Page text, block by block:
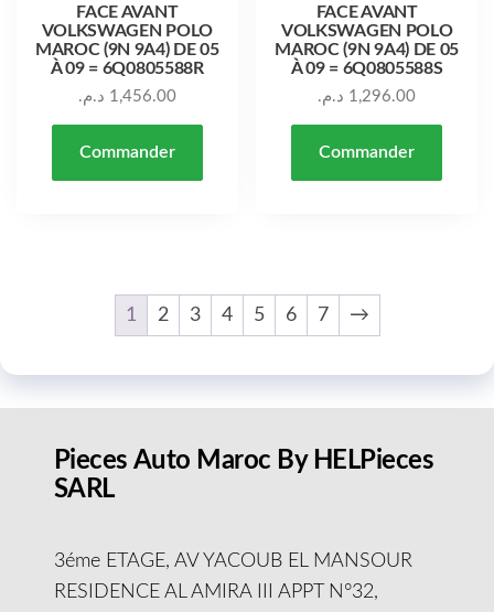
FACE AVANT
VOLKSWAGEN POLO
MAROC (9N 9A4) DE 05
À 09 = 6Q0805588R
1,456.00 د.م.
Commander
FACE AVANT
VOLKSWAGEN POLO
MAROC (9N 9A4) DE 05
À 09 = 6Q0805588S
1,296.00 د.م.
Commander
1 2 3 4 5 6 7 →
Pieces Auto Maroc By HELPieces
SARL
3éme ETAGE, AV YACOUB EL MANSOUR
RESIDENCE AL AMIRA III APPT N°32,